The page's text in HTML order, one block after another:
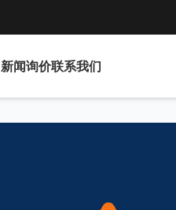
新闻询价联系我们